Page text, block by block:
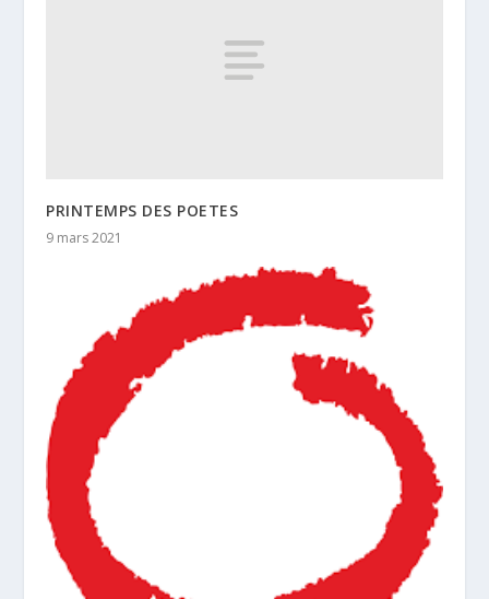
PRINTEMPS DES POETES
9 mars 2021